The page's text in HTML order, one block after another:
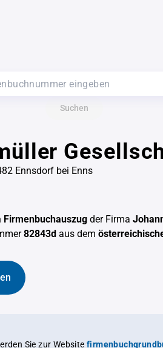
Suchen
Ennsdorf bei Enns
Firmenbuchauszug der Firma
82843d aus dem
Sie zur Website